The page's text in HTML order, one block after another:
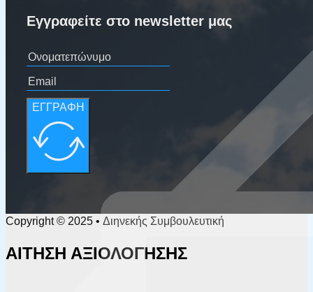
Εγγραφείτε στο newsletter μας
ΕΓΓΡΑΦΗ
Copyright © 2025 • Διηνεκής Συμβουλευτική
ΑΙΤΗΣΗ ΑΞΙΟΛΟΓΗΣΗΣ